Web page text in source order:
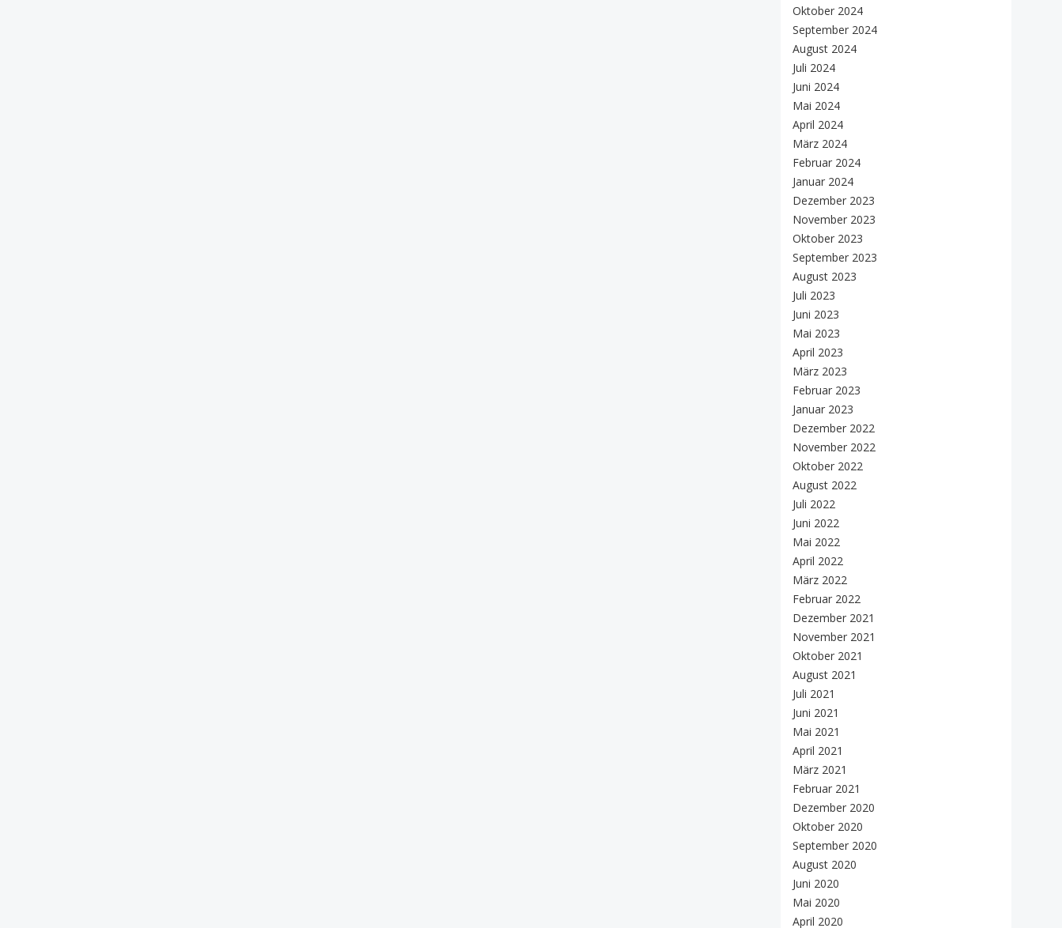
Oktober 2024
September 2024
August 2024
Juli 2024
Juni 2024
Mai 2024
April 2024
März 2024
Februar 2024
Januar 2024
Dezember 2023
November 2023
Oktober 2023
September 2023
August 2023
Juli 2023
Juni 2023
Mai 2023
April 2023
März 2023
Februar 2023
Januar 2023
Dezember 2022
November 2022
Oktober 2022
August 2022
Juli 2022
Juni 2022
Mai 2022
April 2022
März 2022
Februar 2022
Dezember 2021
November 2021
Oktober 2021
August 2021
Juli 2021
Juni 2021
Mai 2021
April 2021
März 2021
Februar 2021
Dezember 2020
Oktober 2020
September 2020
August 2020
Juni 2020
Mai 2020
April 2020